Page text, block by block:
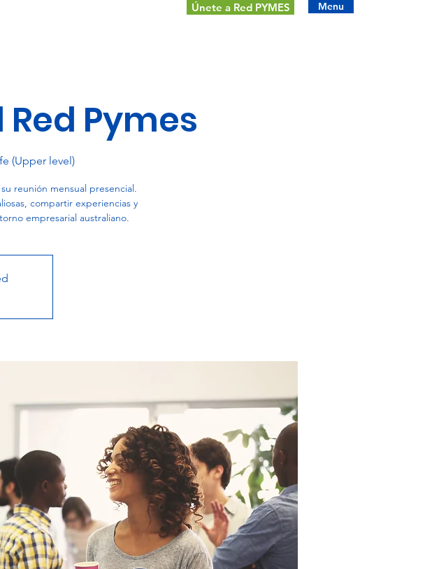
Únete a Red PYMES Menu
Pymes
(Upper level)
reunión mensual presencial.
compartir experiencias y
empresarial australiano.